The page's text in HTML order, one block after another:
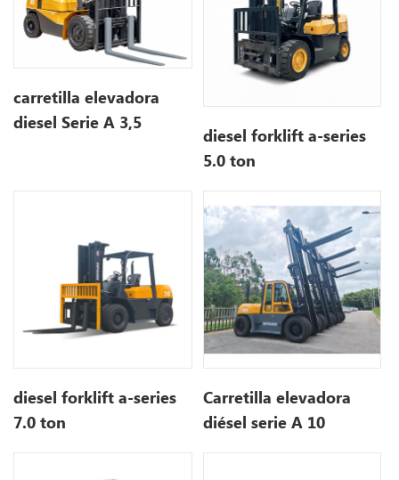
carretilla elevadora
diesel Serie A 3,5
diesel forklift a-series
5.0 ton
diesel forklift a-series
7.0 ton
Carretilla elevadora
diésel serie A 10